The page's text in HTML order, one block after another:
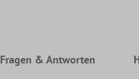
Fragen & Antworten